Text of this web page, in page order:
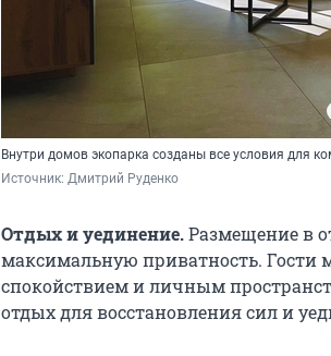
Внутри домов экопарка созданы все условия для
Источник: Дмитрий Руденко
Отдых и уединение.Размещение в
максимальную приватность. Гости
спокойствием и личным
отдых для восстановления сил и